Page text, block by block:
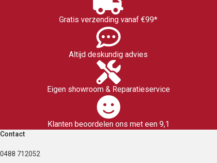
Gratis verzending vanaf €99*
Altijd deskundig advies
Eigen showroom & Reparatieservice
Klanten beoordelen ons met een 9,1
Contact
0488 712052